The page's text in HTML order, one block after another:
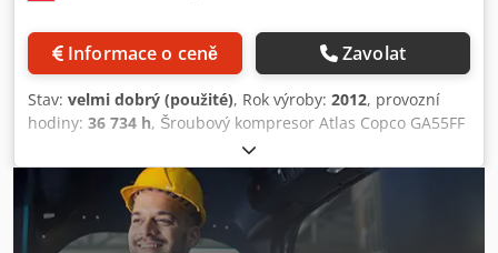
Informace o ceně Zavolat
Stav: velmi dobrý (použité), Rok výroby: 2012, provozní
hodiny: 36 734 h, Šroubový kompresor Atlas Copco GA55FF
Sušička je součástí 55 kW 9,80 bar 8,87 m3/min Rok výroby:
2012 Codpfjzphrwox Adrjrf Provozní hodiny: 36 734